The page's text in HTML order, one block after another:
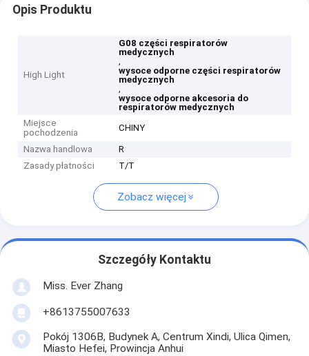
Opis Produktu
High Light
G08 części respiratorów
medycznych
,
wysoce odporne części respiratorów
medycznych
,
wysoce odporne akcesoria do
respiratorów medycznych
Miejsce
pochodzenia
CHINY
Nazwa handlowa
R
Zasady płatności
T/T
Zobacz więcej
Szczegóły Kontaktu
Miss. Ever Zhang
+8613755007633
Pokój 1306B, Budynek A, Centrum Xindi, Ulica Qimen,
Miasto Hefei, Prowincja Anhui